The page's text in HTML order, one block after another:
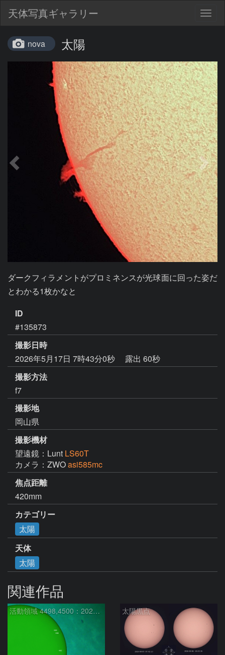
天体写真ギャラリー
nova 太陽
ダークフィラメントがプロミネンスが光球面に回った姿だ
ID
#135873
撮影日時
2026年5月17日 7時43分0秒
露出 60秒
撮影方法
f7
撮影地
岡山県
撮影機材
望遠鏡：Lunt LS60T
カメラ：ZWOasi585mc
焦点距離
420mm
カテゴリー
太陽
天体
太陽
関連作品
活動領域 4498,4500：2026/08/08 太陽黒点